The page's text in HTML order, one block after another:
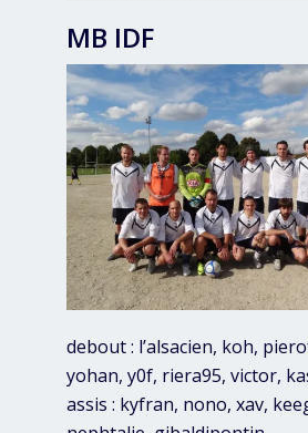
MB IDF
debout : l’alsacien, koh,
yohan, y0f, riera95, victor,
assis : kyfran, nono, xav,